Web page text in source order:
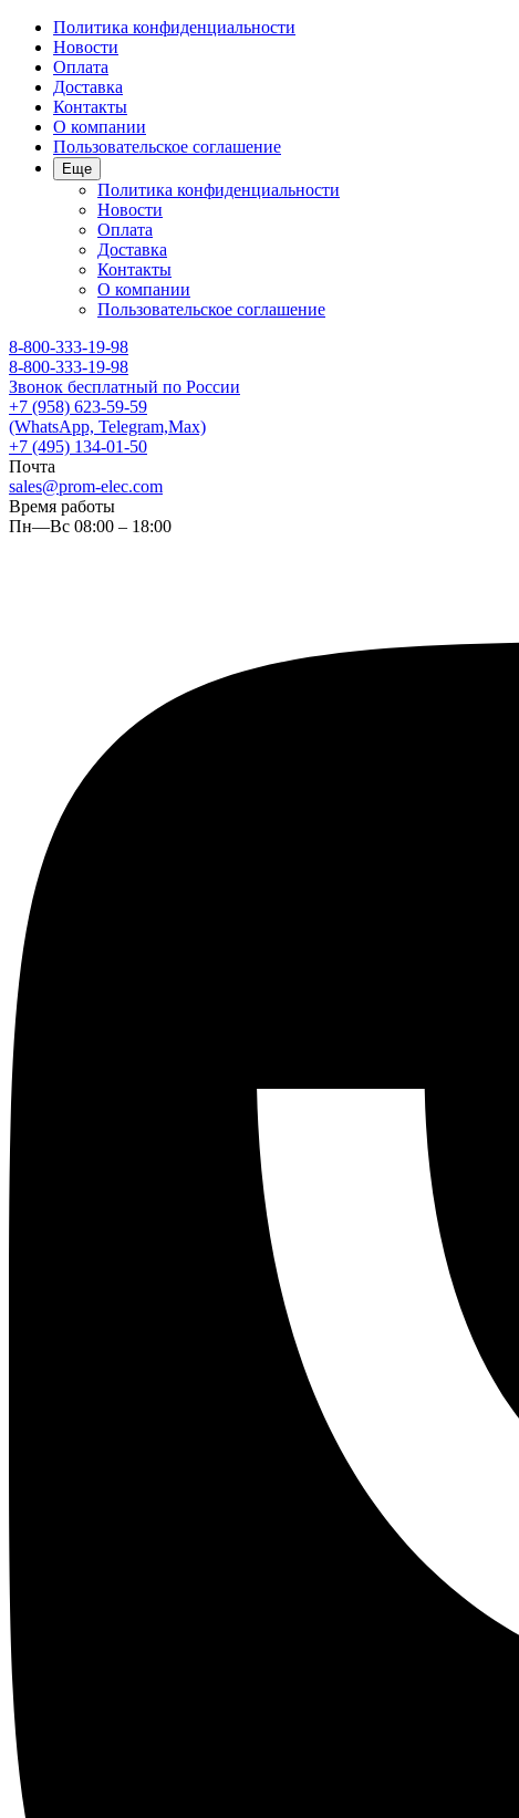
Политика конфиденциальности
Новости
Оплата
Доставка
Контакты
О компании
Пользовательское соглашение
Еще
Политика конфиденциальности
Новости
Оплата
Доставка
Контакты
О компании
Пользовательское соглашение
8-800-333-19-98
8-800-333-19-98
Звонок бесплатный по России
+7 (958) 623-59-59
(WhatsApp, Telegram,Max)
+7 (495) 134-01-50
Почта
sales@prom-elec.com
Время работы
Пн—Вс 08:00 – 18:00